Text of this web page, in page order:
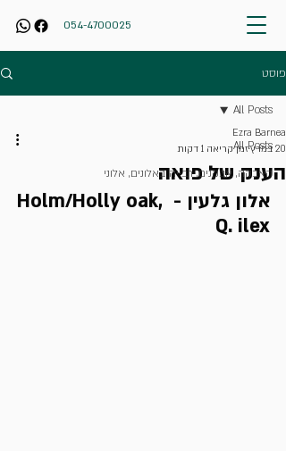
054-4700025
פוסט
All Posts
האבקה, אבקנים, רבייה באלונים, אלוני
All Posts
הענק של פואה
Ezra Barnea
20 במרץ
זמן קריאה 1 דקות
אלון גלעין - Holm/Holly oak,
Q. ilex